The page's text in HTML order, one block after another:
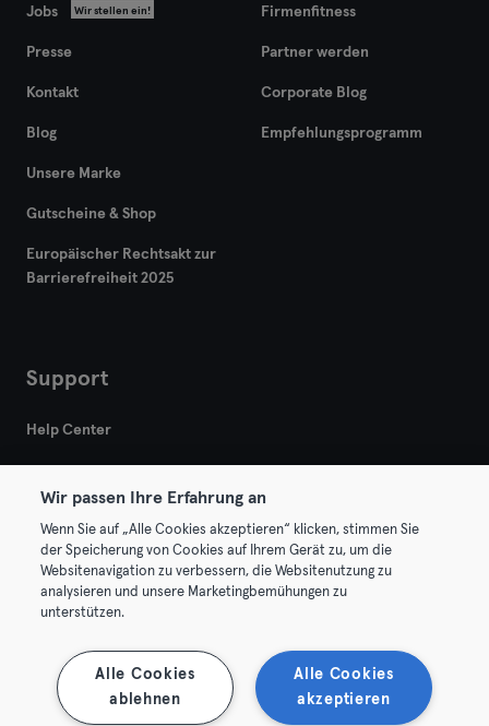
Hannover
Heidenheim
Karlsruhe
Kassel
Kiel
Köln
Jobs Wir stellen ein!
Presse
Kontakt
Blog
Unsere Marke
Gutscheine & Shop
Europäischer Rechtsakt zur
Barrierefreiheit 2025
Firmenfitness
Partner werden
Corporate Blog
Empfehlungsprogramm
Support
Help Center
© 2026 Urban Sports Group GmbH. All rights reserved.
AGB Datenschutz
Vertrag hier kündigen Hier Verträge widerrufen
Wir passen Ihre Erfahrung an
Wenn Sie auf „Alle Cookies akzeptieren“ klicken, stimmen Sie
der Speicherung von Cookies auf Ihrem Gerät zu, um die
Websitenavigation zu verbessern, die Websitenutzung zu
analysieren und unsere Marketingbemühungen zu
unterstützen.
Alle Cookies
akzeptieren
Alle Cookies
ablehnen